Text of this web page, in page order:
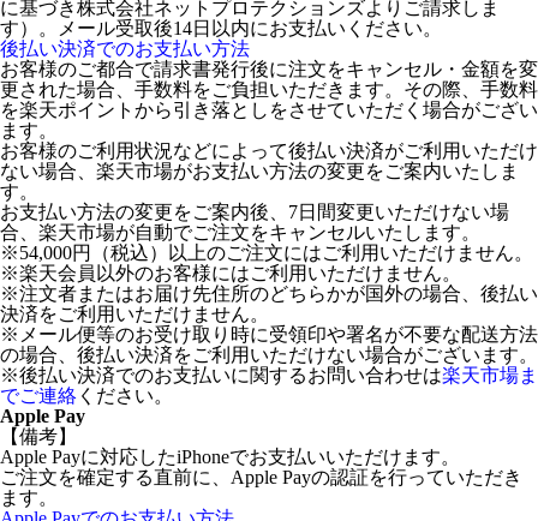
に基づき株式会社ネットプロテクションズよりご請求しま
す）。メール受取後14日以内にお支払いください。
後払い決済でのお支払い方法
お客様のご都合で請求書発行後に注文をキャンセル・金額を変
更された場合、手数料をご負担いただきます。その際、手数料
を楽天ポイントから引き落としをさせていただく場合がござい
ます。
お客様のご利用状況などによって後払い決済がご利用いただけ
ない場合、楽天市場がお支払い方法の変更をご案内いたしま
す。
お支払い方法の変更をご案内後、7日間変更いただけない場
合、楽天市場が自動でご注文をキャンセルいたします。
※54,000円（税込）以上のご注文にはご利用いただけません。
※楽天会員以外のお客様にはご利用いただけません。
※注文者またはお届け先住所のどちらかが国外の場合、後払い
決済をご利用いただけません。
※メール便等のお受け取り時に受領印や署名が不要な配送方法
の場合、後払い決済をご利用いただけない場合がございます。
※後払い決済でのお支払いに関するお問い合わせは楽天市場ま
でご連絡 ください。
Apple Pay
【備考】
Apple Payに対応したiPhoneでお支払いいただけます。
ご注文を確定する直前に、Apple Payの認証を行っていただき
ます。